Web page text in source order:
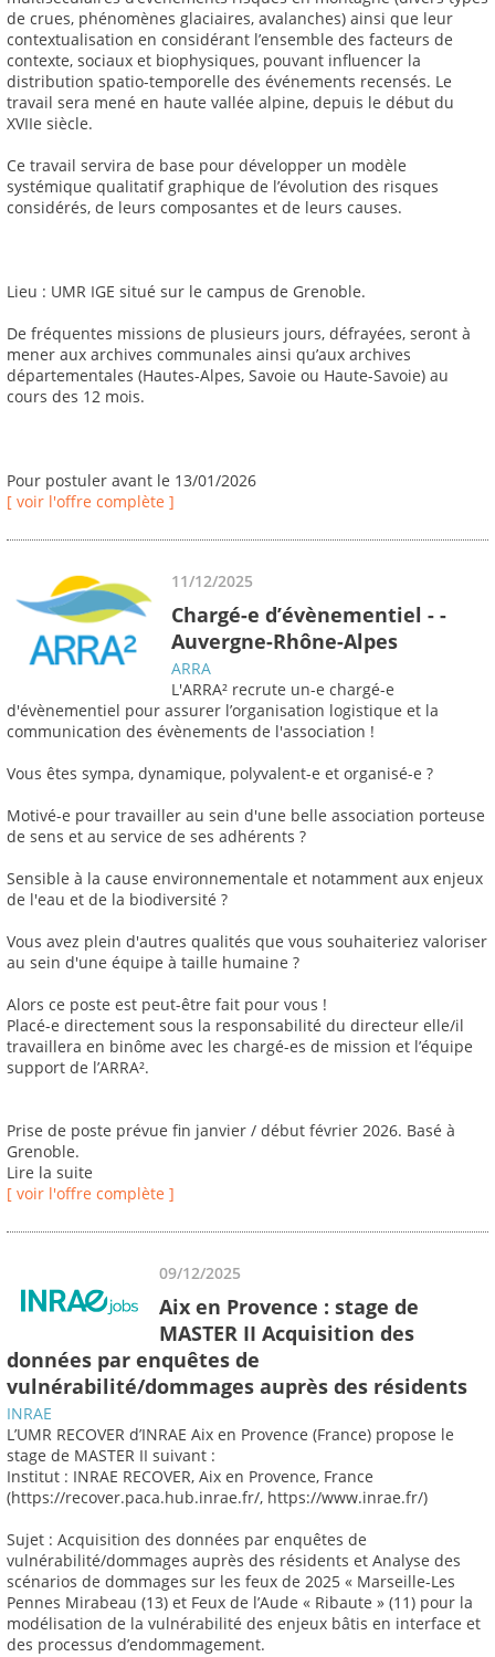
de crues, phénomènes glaciaires, avalanches) ainsi que leur
contextualisation en considérant l’ensemble des facteurs de
contexte, sociaux et biophysiques, pouvant influencer la
distribution spatio-temporelle des événements recensés. Le
travail sera mené en haute vallée alpine, depuis le début du
XVIIe siècle.
Ce travail servira de base pour développer un modèle
systémique qualitatif graphique de l’évolution des risques
considérés, de leurs composantes et de leurs causes.
Lieu : UMR IGE situé sur le campus de Grenoble.
De fréquentes missions de plusieurs jours, défrayées, seront à
mener aux archives communales ainsi qu’aux archives
départementales (Hautes-Alpes, Savoie ou Haute-Savoie) au
cours des 12 mois.
Pour postuler avant le 13/01/2026
[ voir l'offre complète ]
11/12/2025
Chargé-e d’évènementiel - -
Auvergne-Rhône-Alpes
ARRA
L'ARRA² recrute un-e chargé-e
d'évènementiel pour assurer l’organisation logistique et la
communication des évènements de l'association !
Vous êtes sympa, dynamique, polyvalent-e et organisé-e ?
Motivé-e pour travailler au sein d'une belle association porteuse
de sens et au service de ses adhérents ?
Sensible à la cause environnementale et notamment aux enjeux
de l'eau et de la biodiversité ?
Vous avez plein d'autres qualités que vous souhaiteriez valoriser
au sein d'une équipe à taille humaine ?
Alors ce poste est peut-être fait pour vous !
Placé-e directement sous la responsabilité du directeur elle/il
travaillera en binôme avec les chargé-es de mission et l’équipe
support de l’ARRA².
Prise de poste prévue fin janvier / début février 2026. Basé à
Grenoble.
Lire la suite
[ voir l'offre complète ]
09/12/2025
Aix en Provence : stage de
MASTER II Acquisition des
données par enquêtes de
vulnérabilité/dommages auprès des résidents
INRAE
L’UMR RECOVER d’INRAE Aix en Provence (France) propose le
stage de MASTER II suivant :
Institut : INRAE RECOVER, Aix en Provence, France
(https://recover.paca.hub.inrae.fr/, https://www.inrae.fr/)
Sujet : Acquisition des données par enquêtes de
vulnérabilité/dommages auprès des résidents et Analyse des
scénarios de dommages sur les feux de 2025 « Marseille-Les
Pennes Mirabeau (13) et Feux de l’Aude « Ribaute » (11) pour la
modélisation de la vulnérabilité des enjeux bâtis en interface et
des processus d’endommagement.